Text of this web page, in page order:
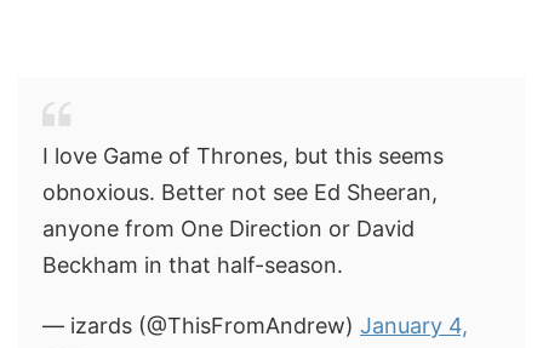
I love Game of Thrones, but this seems
obnoxious. Better not see Ed Sheeran,
anyone from One Direction or David
Beckham in that half-season.
— izards (@ThisFromAndrew) January 4,